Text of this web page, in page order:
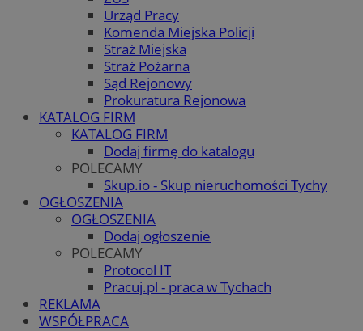
Urząd Pracy
Komenda Miejska Policji
Straż Miejska
Straż Pożarna
Sąd Rejonowy
Prokuratura Rejonowa
KATALOG FIRM
KATALOG FIRM
Dodaj firmę do katalogu
POLECAMY
Skup.io - Skup nieruchomości Tychy
OGŁOSZENIA
OGŁOSZENIA
Dodaj ogłoszenie
POLECAMY
Protocol IT
Pracuj.pl - praca w Tychach
REKLAMA
WSPÓŁPRACA